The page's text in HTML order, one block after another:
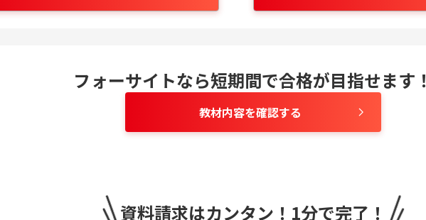
フォーサイトなら短期間で合格が目指せます！
教材内容を確認する
資料請求はカンタン！1分で完了！